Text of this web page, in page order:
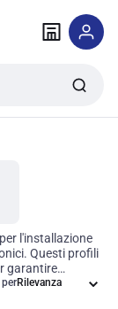
l'installazione
Questi profili
garantire
di